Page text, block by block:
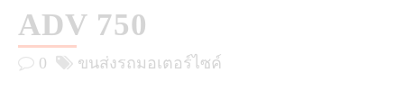
ADV 750
0 ขนส่งรถมอเตอร์ไซค์